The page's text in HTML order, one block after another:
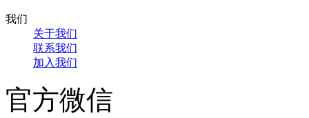
我们
关于我们
联系我们
加入我们
官方微信